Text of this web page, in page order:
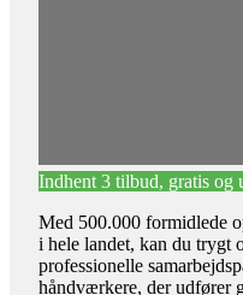
Indhent 3 tilbud, gratis og
Med 500.000 formidlede
i hele landet, kan du trygt
professionelle
håndværkere, der udfører